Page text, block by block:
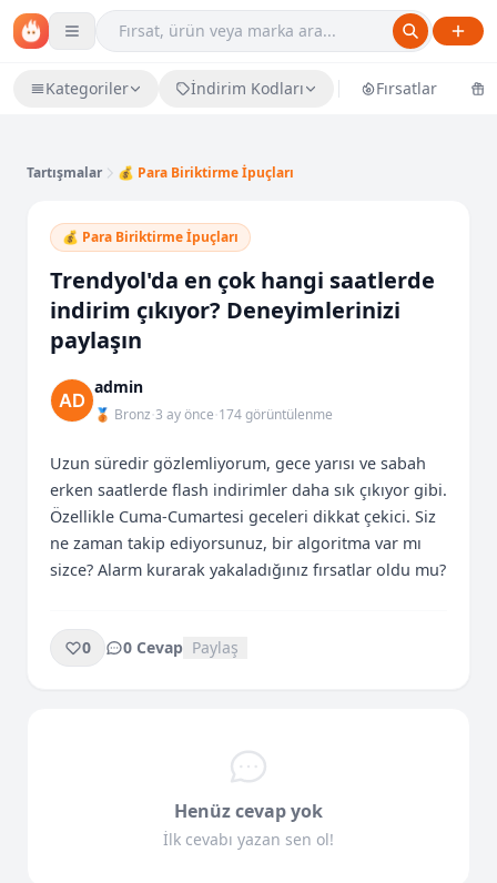
Kategoriler İndirim Kodları Fırsatlar
Tartışmalar 💰 Para Biriktirme İpuçları
💰 Para Biriktirme İpuçları
Trendyol'da en çok hangi saatlerde
indirim çıkıyor? Deneyimlerinizi
paylaşın
admin
🥉 Bronz·3 ay önce·174 görüntülenme
Uzun süredir gözlemliyorum, gece yarısı ve sabah
erken saatlerde flash indirimler daha sık çıkıyor gibi.
Özellikle Cuma-Cumartesi geceleri dikkat çekici. Siz
ne zaman takip ediyorsunuz, bir algoritma var mı
sizce? Alarm kurarak yakaladığınız fırsatlar oldu mu?
0 0 Cevap Paylaş
Henüz cevap yok
İlk cevabı yazan sen ol!